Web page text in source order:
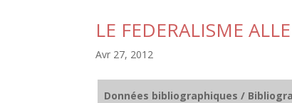
LE FEDERALISME
Avr 27, 2012
Données bibliographiques /